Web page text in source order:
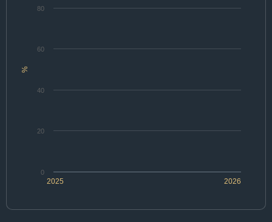
%
2025 2026
0
20
40
60
80